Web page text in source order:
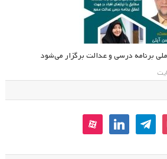
برنامه درسی و عدالت برگزار می‌شود
telegram
linkedin
aparat